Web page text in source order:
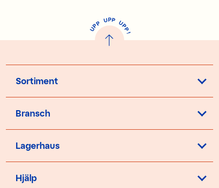
U
P
P UPP UP
P
!
Sortiment
Bransch
Lagerhaus
Hjälp